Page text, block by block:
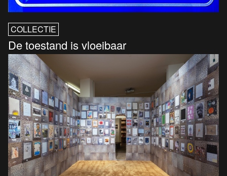
COLLECTIE
De toestand is vloeibaar